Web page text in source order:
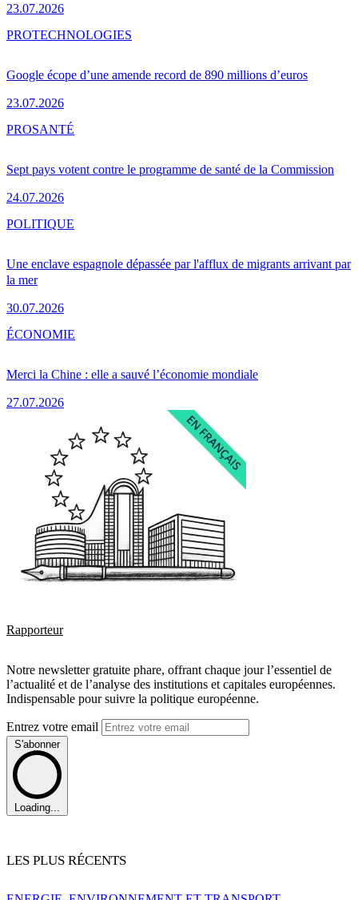
23.07.2026
Google écope d’une amende record de 890 millions d’euros
23.07.2026
PROTECHNOLOGIES
Sept pays votent contre le programme de santé de la Commission
24.07.2026
PROSANTÉ
Une enclave espagnole dépassée par l'afflux de migrants arrivant par
la mer
30.07.2026
POLITIQUE
Merci la Chine : elle a sauvé l’économie mondiale
27.07.2026
ÉCONOMIE
Rapporteur
Notre newsletter gratuite phare, offrant chaque jour l’essentiel de
l’actualité et de l’analyse des institutions et capitales européennes.
Indispensable pour suivre la politique européenne.
Entrez votre email
S'abonner
Loading...
LES PLUS RÉCENTS